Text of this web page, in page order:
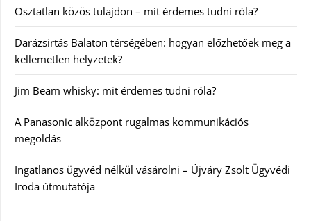
Osztatlan közös tulajdon – mit érdemes tudni róla?
Darázsirtás Balaton térségében: hogyan előzhetőek meg a
kellemetlen helyzetek?
Jim Beam whisky: mit érdemes tudni róla?
A Panasonic alközpont rugalmas kommunikációs
megoldás
Ingatlanos ügyvéd nélkül vásárolni – Újváry Zsolt Ügyvédi
Iroda útmutatója